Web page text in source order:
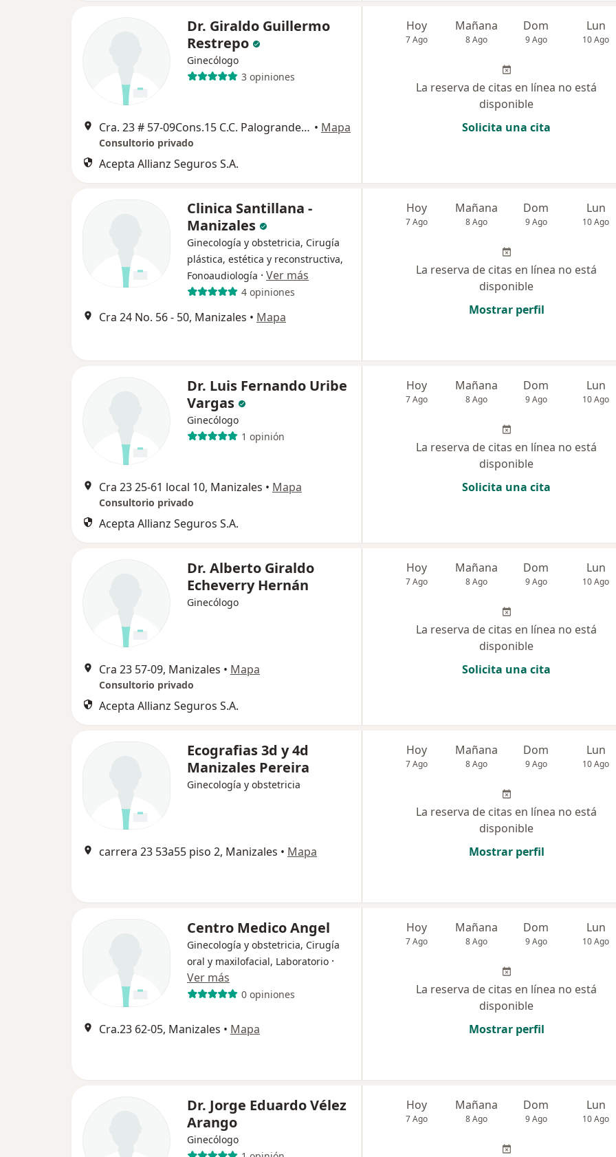
Dr. Giraldo Guillermo
Restrepo
Ginecólogo
3 opiniones
Cra. 23 # 57-09Cons.15 C.C. Palogrande, Manizales • Mapa
Consultorio privado
Acepta Allianz Seguros S.A.
Hoy
7 Ago
Mañana
8 Ago
Dom
9 Ago
Lun
10 Ago
La reserva de citas en línea no está
disponible
Solicita una cita
Clinica Santillana -
Manizales
Ginecología y obstetricia, Cirugía
plástica, estética y reconstructiva,
Fonoaudiología · Ver más
4 opiniones
Cra 24 No. 56 - 50, Manizales • Mapa
Hoy
7 Ago
Mañana
8 Ago
Dom
9 Ago
Lun
10 Ago
La reserva de citas en línea no está
disponible
Mostrar perfil
Dr. Luis Fernando Uribe
Vargas
Ginecólogo
1 opinión
Cra 23 25-61 local 10, Manizales • Mapa
Consultorio privado
Acepta Allianz Seguros S.A.
Hoy
7 Ago
Mañana
8 Ago
Dom
9 Ago
Lun
10 Ago
La reserva de citas en línea no está
disponible
Solicita una cita
Dr. Alberto Giraldo
Echeverry Hernán
Ginecólogo
Cra 23 57-09, Manizales • Mapa
Consultorio privado
Acepta Allianz Seguros S.A.
Hoy
7 Ago
Mañana
8 Ago
Dom
9 Ago
Lun
10 Ago
La reserva de citas en línea no está
disponible
Solicita una cita
Ecografias 3d y 4d
Manizales Pereira
Ginecología y obstetricia
carrera 23 53a55 piso 2, Manizales • Mapa
Hoy
7 Ago
Mañana
8 Ago
Dom
9 Ago
Lun
10 Ago
La reserva de citas en línea no está
disponible
Mostrar perfil
Centro Medico Angel
Ginecología y obstetricia, Cirugía
oral y maxilofacial, Laboratorio ·
Ver más
0 opiniones
Cra.23 62-05, Manizales • Mapa
Hoy
7 Ago
Mañana
8 Ago
Dom
9 Ago
Lun
10 Ago
La reserva de citas en línea no está
disponible
Mostrar perfil
Dr. Jorge Eduardo Vélez
Arango
Ginecólogo
Hoy
7 Ago
Mañana
8 Ago
Dom
9 Ago
Lun
10 Ago